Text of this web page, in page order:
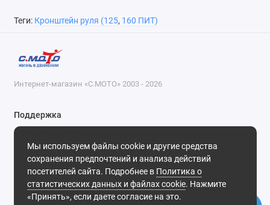
Теги: Кронштейн руля (125, 160 ПИТ)
Мы используем файлы cookie и другие средства
сохранения предпочтений и анализа действий
посетителей сайта. Подробнее в Политика о
статистических данных и файлах cookie. Нажмите
«Принять», если даете согласие на это.
Интернет-магазин «С.МОТО» 2003 - 2026
Поддержка
8-800-55-00-327
Будни, с 09-30 до 18-30
Мы в сети